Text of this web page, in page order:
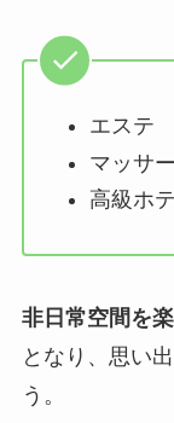
エステ
マッサ
高級ホ
非日常空間を
となり、思い
う。